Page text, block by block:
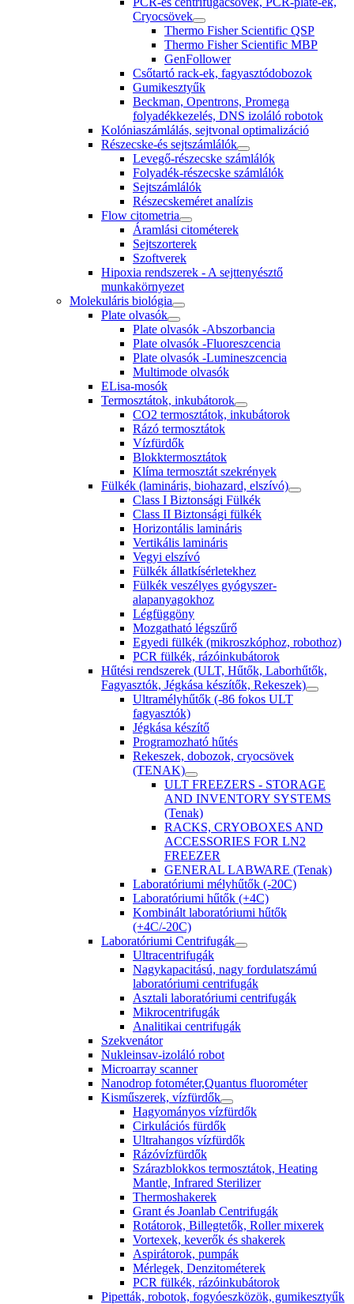
Cryocsövek
Thermo Fisher Scientific QSP
Thermo Fisher Scientific MBP
GenFollower
Csőtartó rack-ek, fagyasztódobozok
Gumikesztyűk
Beckman, Opentrons, Promega
folyadékkezelés, DNS izoláló robotok
Kolóniaszámlálás, sejtvonal optimalizáció
Részecske-és sejtszámlálók
Levegő-részecske számlálók
Folyadék-részecske számlálók
Sejtszámlálók
Részecskeméret analízis
Flow citometria
Áramlási citométerek
Sejtszorterek
Szoftverek
Hipoxia rendszerek - A sejttenyésztő
munkakörnyezet
Molekuláris biológia
Plate olvasók
Plate olvasók -Abszorbancia
Plate olvasók -Fluoreszcencia
Plate olvasók -Lumineszcencia
Multimode olvasók
ELisa-mosók
Termosztátok, inkubátorok
CO2 termosztátok, inkubátorok
Rázó termosztátok
Vízfürdők
Blokktermosztátok
Klíma termosztát szekrények
Fülkék (lamináris, biohazard, elszívó)
Class I Biztonsági Fülkék
Class II Biztonsági fülkék
Horizontális lamináris
Vertikális lamináris
Vegyi elszívó
Fülkék állatkísérletekhez
Fülkék veszélyes gyógyszer-
alapanyagokhoz
Légfüggöny
Mozgatható légszűrő
Egyedi fülkék (mikroszkóphoz, robothoz)
PCR fülkék, rázóinkubátorok
Hűtési rendszerek (ULT, Hűtők, Laborhűtők,
Fagyasztók, Jégkása készítők, Rekeszek)
Ultramélyhűtők (-86 fokos ULT
fagyasztók)
Jégkása készítő
Programozható hűtés
Rekeszek, dobozok, cryocsövek
(TENAK)
ULT FREEZERS - STORAGE
AND INVENTORY SYSTEMS
(Tenak)
RACKS, CRYOBOXES AND
ACCESSORIES FOR LN2
FREEZER
GENERAL LABWARE (Tenak)
Laboratóriumi mélyhűtők (-20C)
Laboratóriumi hűtők (+4C)
Kombinált laboratóriumi hűtők
(+4C/-20C)
Laboratóriumi Centrifugák
Ultracentrifugák
Nagykapacitású, nagy fordulatszámú
laboratóriumi centrifugák
Asztali laboratóriumi centrifugák
Mikrocentrifugák
Analitikai centrifugák
Szekvenátor
Nukleinsav-izoláló robot
Microarray scanner
Nanodrop fotométer,Quantus fluorométer
Kisműszerek, vízfürdők
Hagyományos vízfürdők
Cirkulációs fürdők
Ultrahangos vízfürdők
Rázóvízfürdők
Szárazblokkos termosztátok, Heating
Mantle, Infrared Sterilizer
Thermoshakerek
Grant és Joanlab Centrifugák
Rotátorok, Billegtetők, Roller mixerek
Vortexek, keverők és shakerek
Aspirátorok, pumpák
Mérlegek, Denzitométerek
PCR fülkék, rázóinkubátorok
Pipetták, robotok, fogyóeszközök, gumikesztyűk